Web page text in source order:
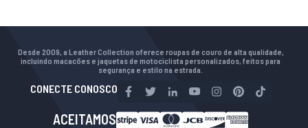
Desde 2009, a Leather Collection oferece roupas de couro de alta qualidade,
incluindo macacões e jaquetas de motociclista personalizados, feitos para
segurança e estilo na estrada.
CONECTE CONOSCO
ACEITAMOS